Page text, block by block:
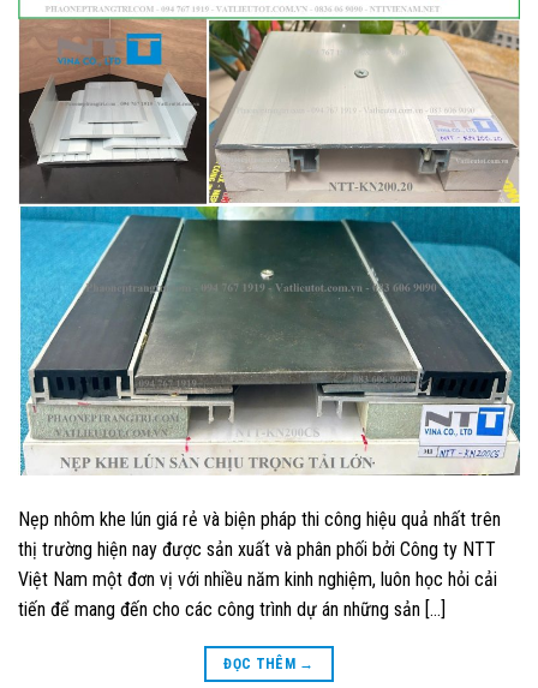
Nẹp nhôm khe lún giá rẻ và biện pháp thi công hiệu quả nhất trên
thị trường hiện nay được sản xuất và phân phối bởi Công ty NTT
Việt Nam một đơn vị với nhiều năm kinh nghiệm, luôn học hỏi cải
tiến để mang đến cho các công trình dự án những sản […]
ĐỌC THÊM →